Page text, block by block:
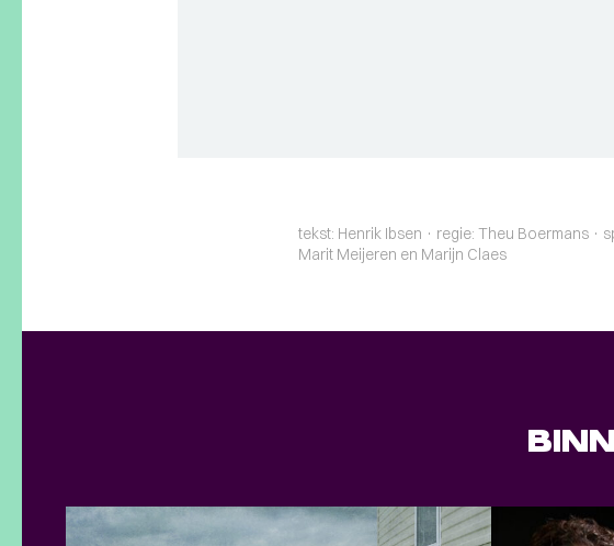
tekst: Henrik Ibsen · regie: Theu Boermans ·
Marit Meijeren en Marijn Claes